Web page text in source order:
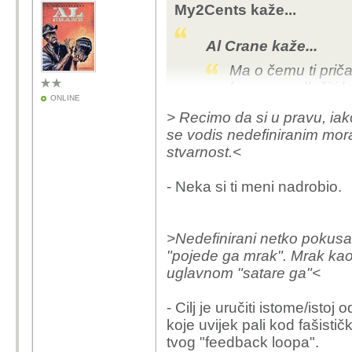
velikog uma.
Postoje i slučajevi
ONLINE
My2Cents kaže...
Al Crane kaže...
Ma o čemu ti
barem predložiti
medija dobio
jugonostalgičara,
zove jednoumlje i
stvar i svaki puta
zabludi jer se vodis
iskrivljuje cinjenice pa
i "pojede ga mrak".
uglavnom "satare ga"
> Recimo da si u pravu,
se vodis nedefiniranim
stvarnost.<
- Neka si ti meni nadrobio.
>Nedefinirani netko
"pojede ga mrak". Mrak
uglavnom "satare ga"<
- Cilj je uručiti istome/istoj
koje uvijek pali kod
tvog "feedback loopa".